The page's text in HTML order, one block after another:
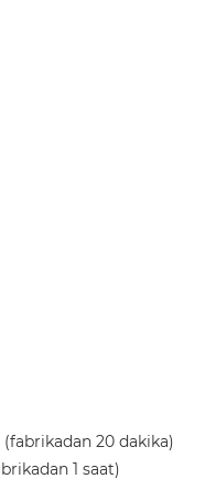
20 dakika)
1 saat)